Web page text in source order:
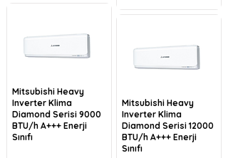
Mitsubishi Heavy
Inverter Klima
Diamond Serisi 9000
BTU/h A+++ Enerji
Sınıfı
Mitsubishi Heavy
Inverter Klima
Diamond Serisi 12000
BTU/h A+++ Enerji
Sınıfı